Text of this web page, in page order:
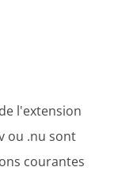
l'extension
ou .nu sont
courantes